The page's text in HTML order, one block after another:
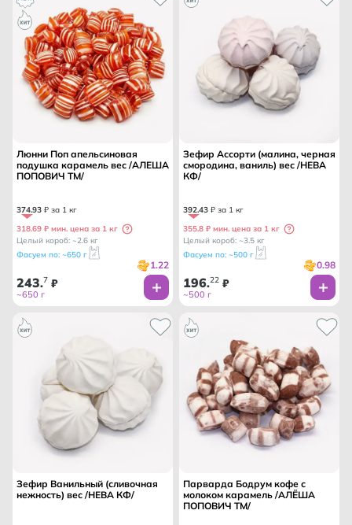
Люнни Поп апельсиновая
подушка карамель вес /АЛЕША
ПОПОВИЧ ТМ/
374.93 ₽ за 1 кг
318.69 ₽ мин. цена за 1 кг
Целый короб: ~2.6 кг
Фасуем по: ~650 г
1.22
243.7 ₽
~650 г
Зефир Ассорти (малина, черная
смородина, ваниль) вес /НЕВА
КФ/
392.43 ₽ за 1 кг
355.8 ₽ мин. цена за 1 кг
Целый короб: ~3.5 кг
Фасуем по: ~500 г
0.98
196.22 ₽
~500 г
Зефир Ванильный (сливочная
нежность) вес /НЕВА КФ/
Парварда Бодрум кофе с
молоком карамель /АЛЁША
ПОПОВИЧ ТМ/